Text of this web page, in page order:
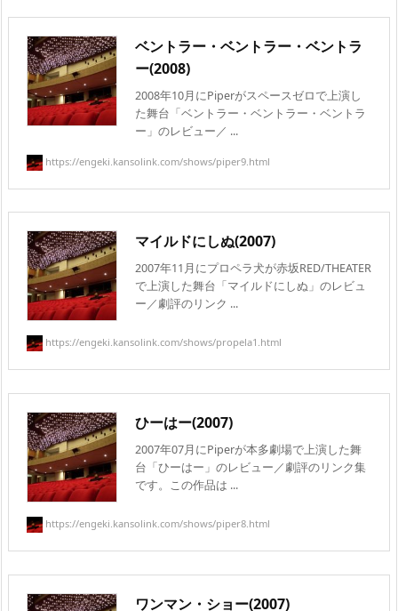
ベントラー・ベントラー・ベントラ
ー(2008)
2008年10月にPiperがスペースゼロで上演し
た舞台「ベントラー・ベントラー・ベントラ
ー」のレビュー／ ...
https://engeki.kansolink.com/shows/piper9.html
マイルドにしぬ(2007)
2007年11月にプロペラ犬が赤坂RED/THEATER
で上演した舞台「マイルドにしぬ」のレビュ
ー／劇評のリンク ...
https://engeki.kansolink.com/shows/propela1.html
ひーはー(2007)
2007年07月にPiperが本多劇場で上演した舞
台「ひーはー」のレビュー／劇評のリンク集
です。この作品は ...
https://engeki.kansolink.com/shows/piper8.html
ワンマン・ショー(2007)